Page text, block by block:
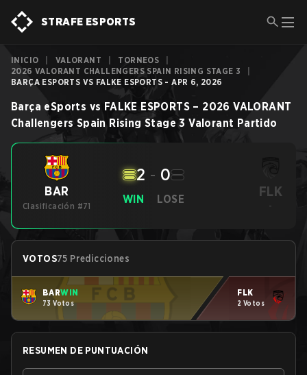
STRAFE ESPORTS
INICIO VALORANT TORNEOS
2026 VALORANT CHALLENGERS SPAIN RISING STAGE 3
BARÇA ESPORTS VS FALKE ESPORTS - APR 6, 2026
Barça eSports vs FALKE ESPORTS – 2026 VALORANT
Challengers Spain Rising Stage 3 Valorant Partido
BAR
Clasificación #71
WIN
2 - 0
LOSE FLK
-
VOTOS75 Predicciones
BARWIN
73 Votos
FLK
2 Votos
RESUMEN DE PUNTUACIÓN